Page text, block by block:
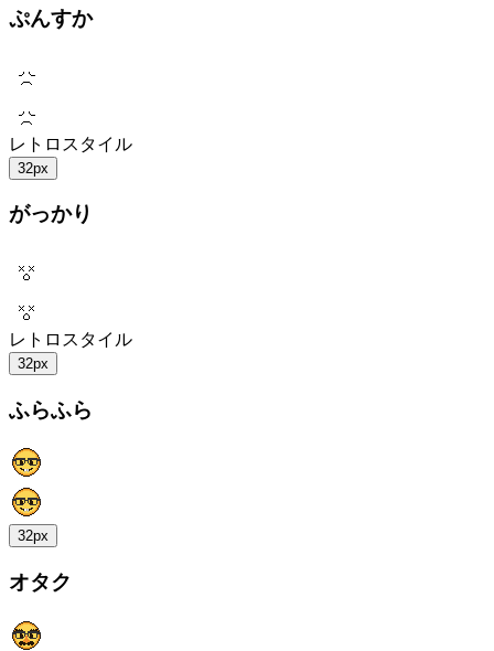
ぷんすか
レトロスタイル
32px
がっかり
レトロスタイル
32px
ふらふら
32px
オタク